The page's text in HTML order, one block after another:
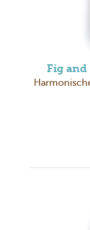
Fig and